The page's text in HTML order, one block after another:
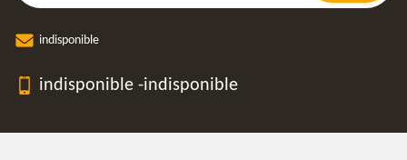
indisponible
indisponible -indisponible